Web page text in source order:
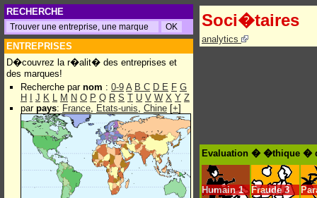
RECHERCHE
ENTREPRISES
D�couvrez la r�alit� des entreprises et
des marques!
Recherche par nom : 0-9 A B C D E F G
H
J K L M N O P Q R S T U V W X Y Z
par pays: France, Etats-unis, Chine [+]
Soci�taires
analytics
Evaluation � �thique �
Humain 1 Fraude 3